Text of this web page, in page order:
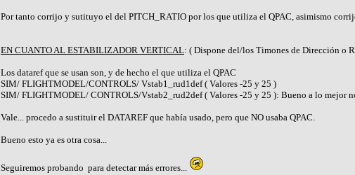
Por tanto corrijo y sutituyo el del PITCH_RATIO por los que utiliza el QPAC, asimismo
EN CUANTO AL ESTABILIZADOR VERTICAL: ( Dispone del/los Timones de Dirección o
Los dataref que se usan son, y de hecho el que utiliza el QPAC
SIM/ FLIGHTMODEL/CONTROLS/ Vstab1_rud1def ( Valores -25 y 25 )
SIM/ FLIGHTMODEL/ CONTROLS/Vstab2_rud2def ( Valores -25 y 25 ): Bueno a lo mejor
Vale... procedo a sustituir el DATAREF que había usado, pero que NO usaba QPAC.
Bueno esto ya es otra cosa...
Seguiremos probando para detectar más errores...